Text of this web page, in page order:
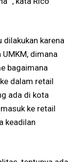
dilakukan karena
dimana
bagaimana
dalam retail
ada di kota
ke retail
keadilan